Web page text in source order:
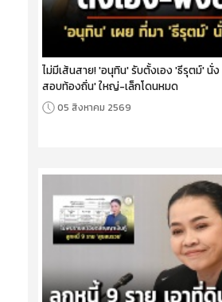
ไม่มีเส้นสาย! 'อนุทิน' รับตั้งเอง 'ธีรุตม์' นั่
สอบท้องถิ่น' ใหญ่-เล็กโดนหมด
05 สิงหาคม 2569